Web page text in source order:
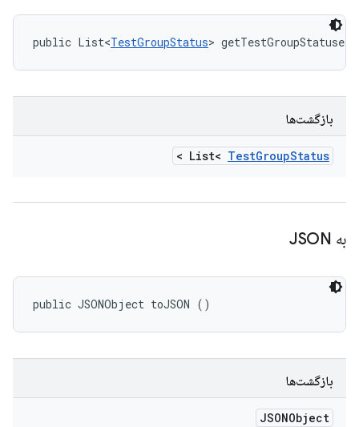
public List<TestGroupStatus>
بازگشت‌ها
List< TestGroupStatus
>
به JSON
public JSONObject toJSON ()
بازگشت‌ها
JSONObject